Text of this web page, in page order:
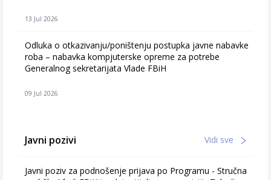
13 Jul 2026
Odluka o otkazivanju/poništenju postupka javne nabavke
roba – nabavka kompjuterske opreme za potrebe
Generalnog sekretarijata Vlade FBiH
09 Jul 2026
Javni pozivi Vidi sve
Javni poziv za podnošenje prijava po Programu - Stručna